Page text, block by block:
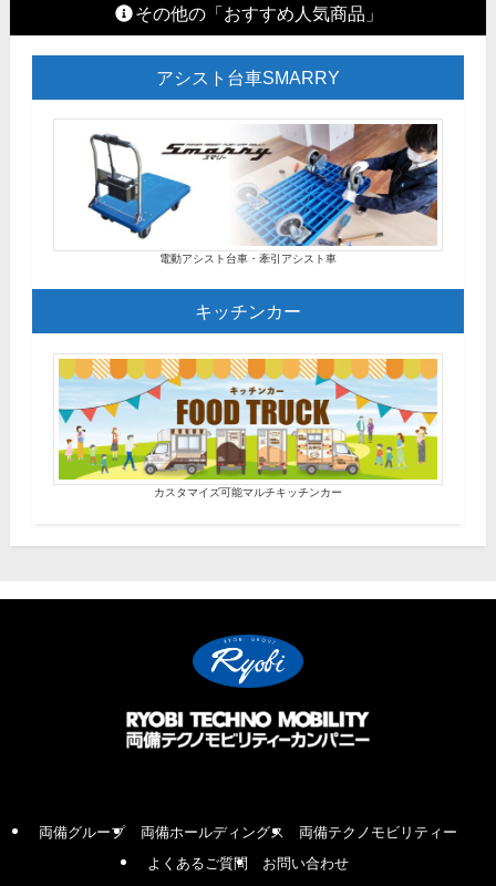
その他の「おすすめ人気商品」
アシスト台車SMARRY
電動アシスト台車・牽引アシスト車
キッチンカー
カスタマイズ可能マルチキッチンカー
両備グループ 両備ホールディングス
両備テクノモビリティー
よくあるご質問
お問い合わせ